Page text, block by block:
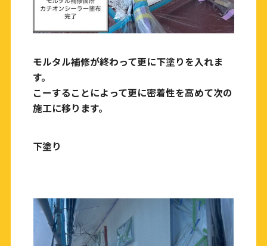
モルタル補修が終わって更に下塗りを入れま
す。
こーすることによって更に密着性を高めて次の
施工に移ります。
下塗り